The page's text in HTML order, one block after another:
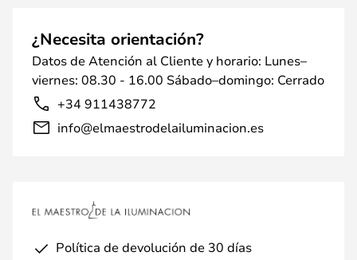
¿Necesita orientación?
Datos de Atención al Cliente y horario: Lunes–
viernes: 08.30 - 16.00 Sábado–domingo: Cerrado
+34 911438772
info@elmaestrodelailuminacion.es
Política de devolución de 30 días